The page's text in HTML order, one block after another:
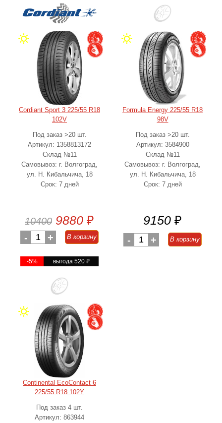
Cordiant Sport 3 225/55 R18
102V
Под заказ >20 шт.
Артикул: 1358813172
Склад №11
Самовывоз: г. Волгоград,
ул. Н. Кибальчича, 18
Срок: 7 дней
10400 9880 ₽
- 1 + В корзину
-5% выгода 520 ₽
Formula Energy 225/55 R18
98V
Под заказ >20 шт.
Артикул: 3584900
Склад №11
Самовывоз: г. Волгоград,
ул. Н. Кибальчича, 18
Срок: 7 дней
9150 ₽
- 1 + В корзину
Continental EcoContact 6
225/55 R18 102Y
Под заказ 4 шт.
Артикул: 863944